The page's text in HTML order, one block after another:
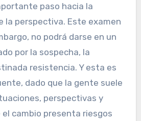
paso hacia la
la perspectiva. Este examen
no podrá darse en un
por la sospecha, la
resistencia. Y esta es
dado que la gente suele
perspectivas y
cambio presenta riesgos